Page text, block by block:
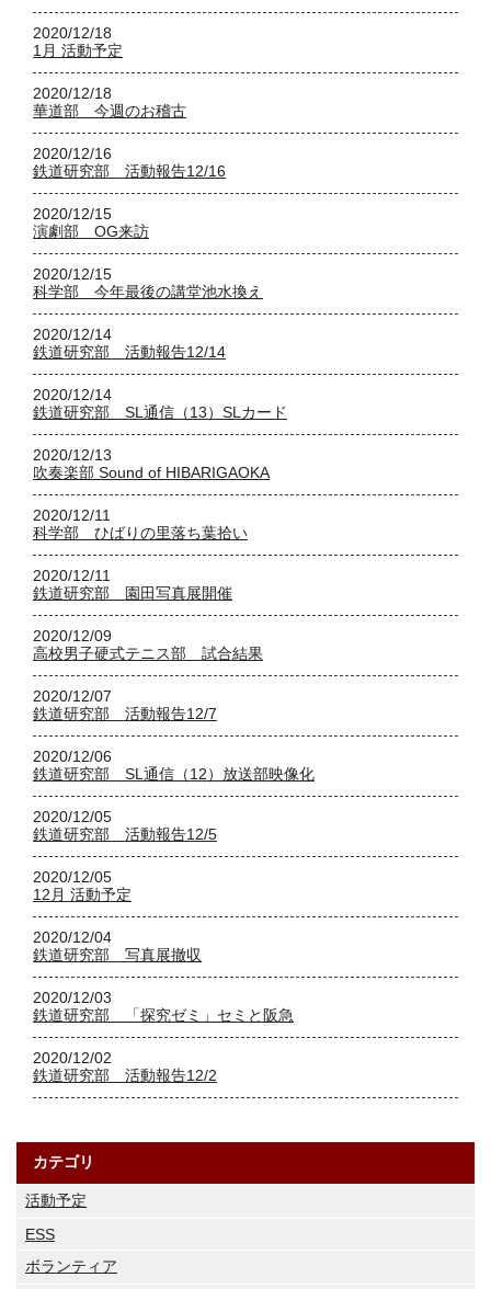
2020/12/18
1月 活動予定
2020/12/18
華道部 今週のお稽古
2020/12/16
鉄道研究部 活動報告12/16
2020/12/15
演劇部 OG来訪
2020/12/15
科学部 今年最後の講堂池水換え
2020/12/14
鉄道研究部 活動報告12/14
2020/12/14
鉄道研究部 SL通信（13）SLカード
2020/12/13
吹奏楽部 Sound of HIBARIGAOKA
2020/12/11
科学部 ひばりの里落ち葉拾い
2020/12/11
鉄道研究部 園田写真展開催
2020/12/09
高校男子硬式テニス部 試合結果
2020/12/07
鉄道研究部 活動報告12/7
2020/12/06
鉄道研究部 SL通信（12）放送部映像化
2020/12/05
鉄道研究部 活動報告12/5
2020/12/05
12月 活動予定
2020/12/04
鉄道研究部 写真展撤収
2020/12/03
鉄道研究部 「探究ゼミ」セミと阪急
2020/12/02
鉄道研究部 活動報告12/2
カテゴリ
活動予定
ESS
ボランティア